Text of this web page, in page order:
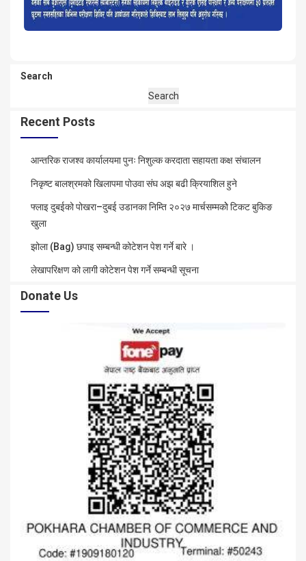
Search
Search
Recent Posts
आन्तरिक राजश्व कार्यालयमा पुनः निशुल्क करदाता सहायता कक्ष संचालन
निकृष्ट बालश्रमको खिलापमा पोउवा संघ अझ बढी क्रियाशिल हुने
फ्लाइ दुबईको पोखरा–दुबई उडानका निम्ति २०२७ मार्चसम्मकोे टिकट बुकिङ
खुला
झोला (Bag) छपाइ सम्बन्धी कोटेशन पेश गर्ने बारे ।
लेखापरिक्षण को लागी कोटेशन पेश गर्ने सम्बन्धी सूचना
Donate Us